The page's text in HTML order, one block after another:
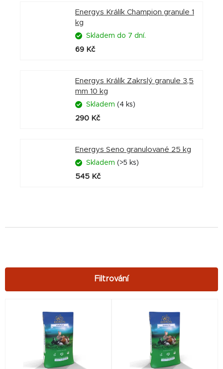
Energys Králík Champion granule 1
kg
Skladem do 7 dní.
69 Kč
Energys Králík Zakrslý granule 3,5
mm 10 kg
Skladem (4 ks)
290 Kč
Energys Seno granulované 25 kg
Skladem (>5 ks)
545 Kč